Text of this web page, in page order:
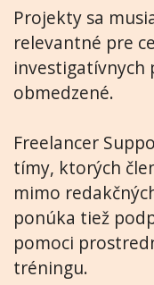
Projekty sa
relevantné pre
investigatívnych
obmedzené.
Freelancer
tímy, ktorých
mimo
ponúka tiež
pomoci
tréningu.